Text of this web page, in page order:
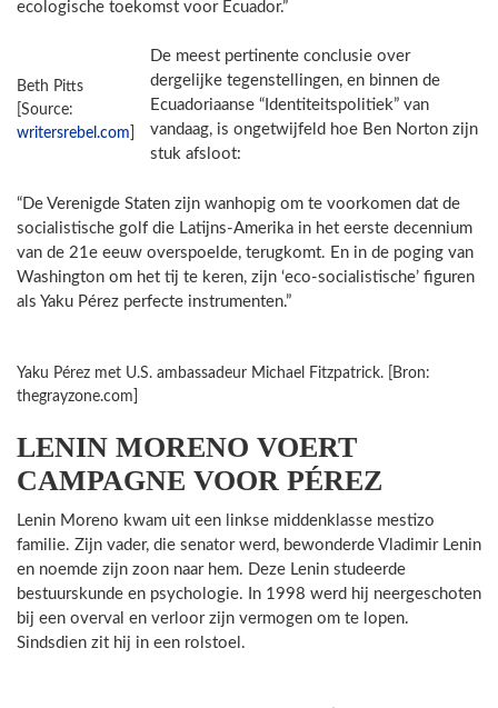
ecologische toekomst voor Ecuador.”
Beth Pitts
[Source:
writersrebel.com
De meest pertinente conclusie over
dergelijke tegenstellingen, en binnen de
Ecuadoriaanse “Identiteitspolitiek” van
vandaag, is ongetwijfeld hoe Ben Norton zijn
stuk afsloot:
“De Verenigde Staten zijn wanhopig om te voorkomen dat de
socialistische golf die Latijns-Amerika in het eerste decennium
van de 21e eeuw overspoelde, terugkomt. En in de poging van
Washington om het tij te keren, zijn ‘eco-socialistische’ figuren
als Yaku Pérez perfecte instrumenten.”
Yaku Pérez met U.S. ambassadeur Michael Fitzpatrick. [Bron:
thegrayzone.com]
LENIN MORENO VOERT
CAMPAGNE VOOR PÉREZ
Lenin Moreno kwam uit een linkse middenklasse mestizo
familie. Zijn vader, die senator werd, bewonderde Vladimir Lenin
en noemde zijn zoon naar hem. Deze Lenin studeerde
bestuurskunde en psychologie. In 1998 werd hij neergeschoten
bij een overval en verloor zijn vermogen om te lopen.
Sindsdien zit hij in een rolstoel.